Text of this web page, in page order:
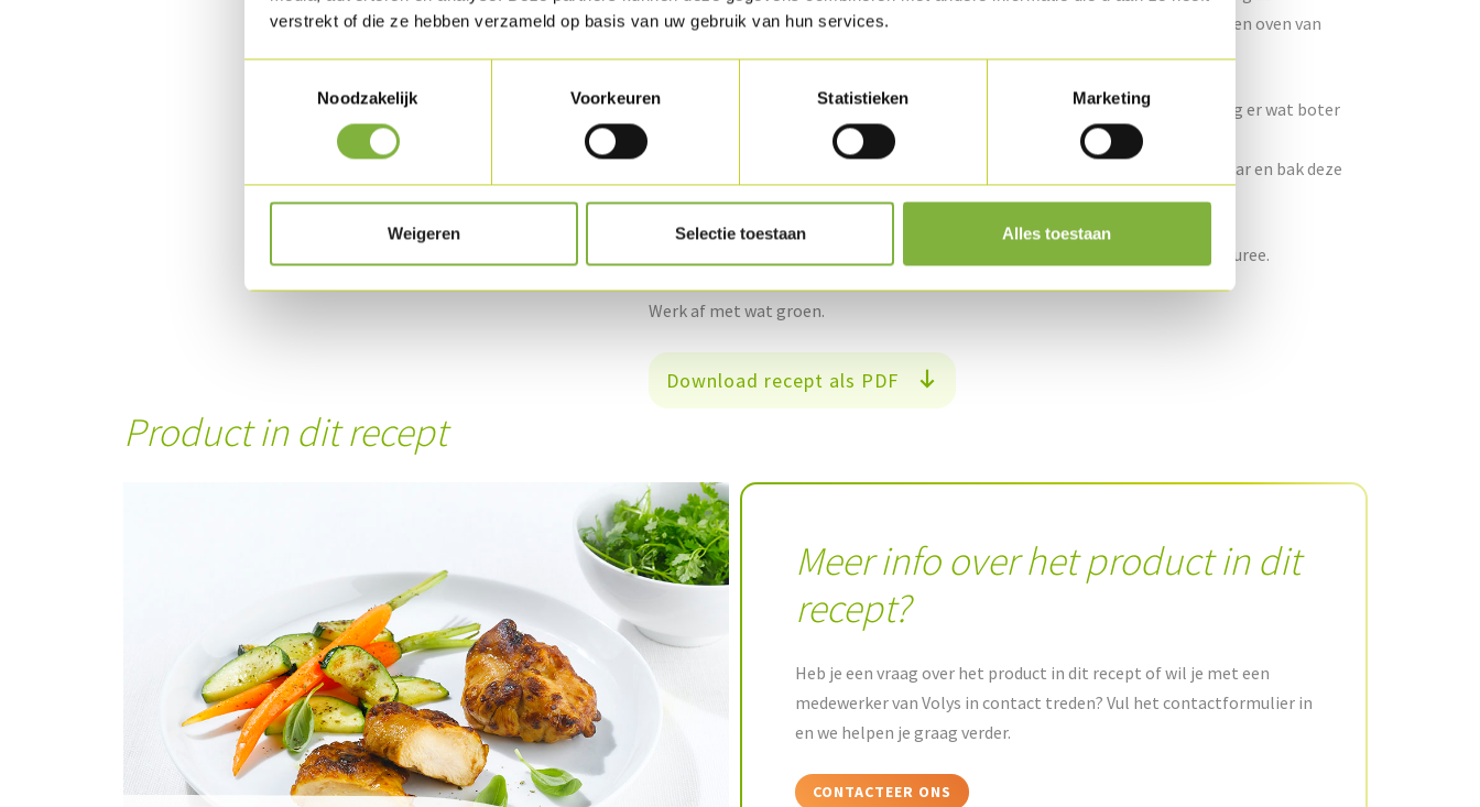
verstrekt of die ze hebben verzameld op basis van uw gebruik van hun services.
Noodzakelijk
Voorkeuren Statistieken Marketing
Weigeren Selectie toestaan Alles toestaan
pecannoten met de honing en leg deze op de appel. Bak de appel verder af in een oven van
180°C. gedurende +/- 8 à 10 minuten.
Kook de aardappelen en steek ze door een roerzeef wanneer ze zacht zijn. Voeg er wat boter
en melk aan toe en kruid af met peper, zout en nootmuskaat.
Vermeng de chapelure, de satékruiden en de olijfolie. Wrijf deze goed door elkaar en bak deze
op bakpapier in een oven van 180°C. Bak ze mooi goudbruin.
Schik het gerecht mooi op een bord en strooi de chapelure over de aardappelpuree.
Werk af met wat groen.
Download recept als PDF
Product in dit recept
Meer info over het product in dit
recept?
Heb je een vraag over het product in dit recept of wil je met een
medewerker van Volys in contact treden? Vul het contactformulier in
en we helpen je graag verder.
CONTACTEER ONS